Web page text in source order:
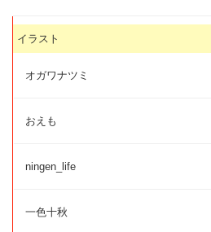
イラスト
オガワナツミ
おえも
ningen_life
一色十秋